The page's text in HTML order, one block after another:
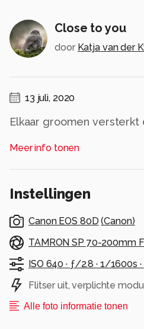
Close to you
door
13 juli, 2020
Elkaar groomen versterkt
Meer info tonen
Instellingen
Canon EOS 80D (Canon)
TAMRON SP 70-200mm
ISO 640 · ƒ/2.8 · 1/1600s ·
Flitser uit, verplichte
Alle foto informatie tonen